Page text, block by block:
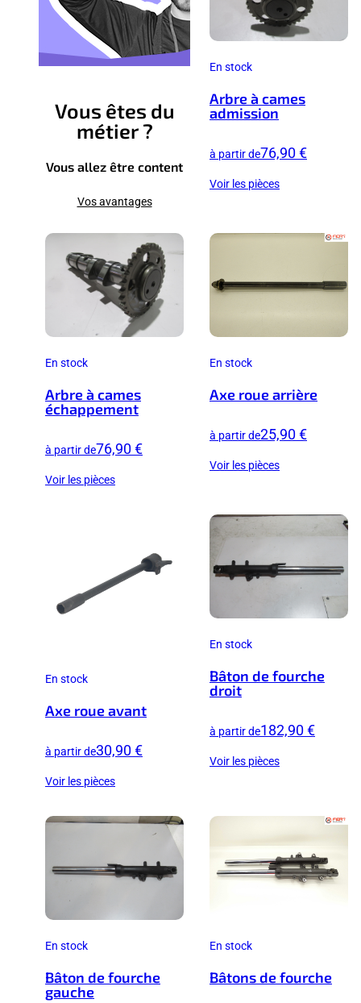
Vous êtes du
métier ?
Vous allez être content
Vos avantages
En stock
Arbre à cames
admission
à partir de76,90 €
Voir les pièces
En stock
Arbre à cames
échappement
à partir de76,90 €
Voir les pièces
En stock
Axe roue arrière
à partir de25,90 €
Voir les pièces
En stock
Axe roue avant
à partir de30,90 €
Voir les pièces
En stock
Bâton de fourche
droit
à partir de182,90 €
Voir les pièces
En stock
Bâton de fourche
gauche
En stock
Bâtons de fourche